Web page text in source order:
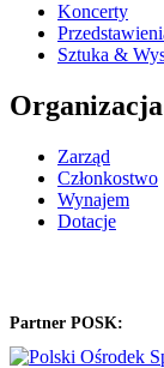
Koncerty
Sztuka &
Organizacja
Zarząd
Członkostwo
Wynajem
Dotacje
Partner POSK: